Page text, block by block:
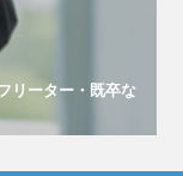
リーター・既卒な